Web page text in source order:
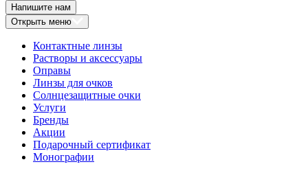
Напишите нам
Открыть меню
Контактные линзы
Растворы и аксессуары
Оправы
Линзы для очков
Солнцезащитные очки
Услуги
Бренды
Акции
Подарочный сертификат
Монографии